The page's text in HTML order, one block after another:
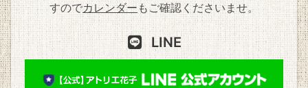
すのでカレンダー もご確認くださいませ。
LINE